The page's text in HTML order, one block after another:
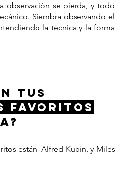
observación se pierda, y todo
Siembra observando el
la técnica y la forma
TUS
FAVORITOS
están Alfred Kubin, y Miles